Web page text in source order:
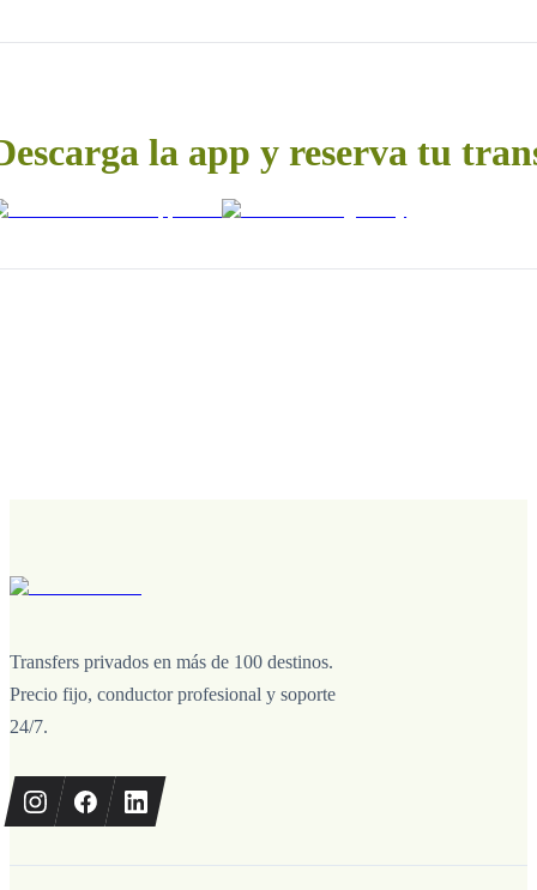
la app y reserva tu
Transfers privados en más de 100 destinos.
Precio fijo, conductor profesional y soporte
24/7.